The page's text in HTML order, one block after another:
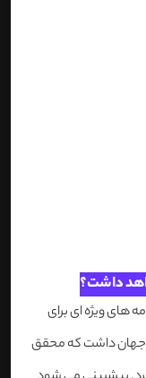
برنامه های ویژه ای برای
جهان داشت که محقق